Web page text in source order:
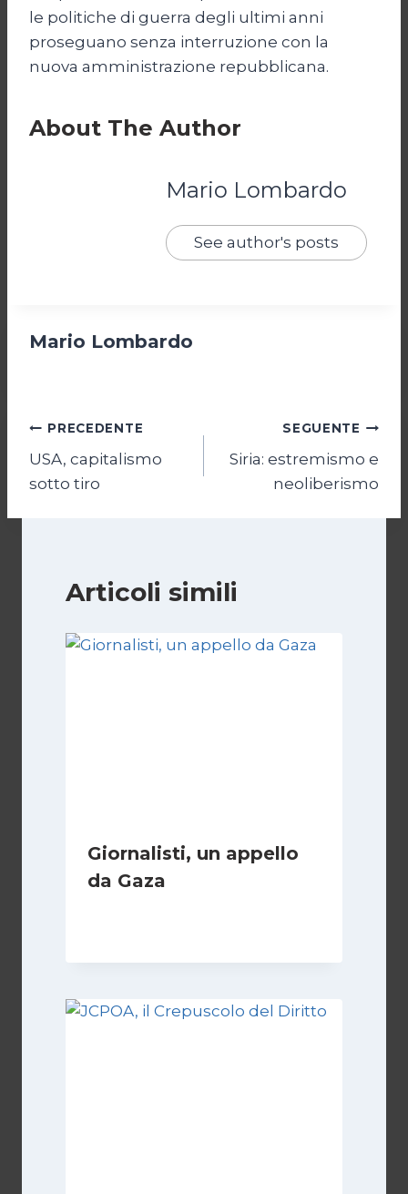
le politiche di guerra degli ultimi anni
proseguano senza interruzione con la
nuova amministrazione repubblicana.
About The Author
Mario Lombardo
See author's posts
Mario Lombardo
Navigazione
articoli
PRECEDENTE
USA, capitalismo
sotto tiro
SEGUENTE
Siria: estremismo e
neoliberismo
Articoli simili
Giornalisti, un appello
da Gaza